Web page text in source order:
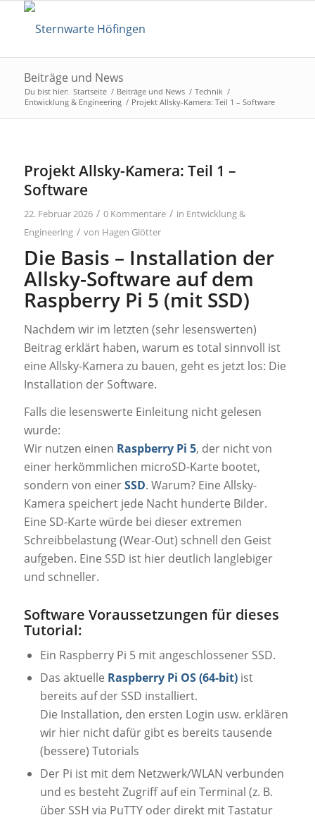
Beiträge und News
Du bist hier: Startseite / Beiträge und News / Technik /
Entwicklung & Engineering / Projekt Allsky-Kamera: Teil 1 – Software
Projekt Allsky-Kamera: Teil 1 –
Software
22. Februar 2026 / 0 Kommentare / in Entwicklung &
Engineering / von Hagen Glötter
Die Basis – Installation der
Allsky-Software auf dem
Raspberry Pi 5 (mit SSD)
Nachdem wir im letzten (sehr lesenswerten)
Beitrag erklärt haben, warum es total sinnvoll ist
eine Allsky-Kamera zu bauen, geht es jetzt los: Die
Installation der Software.
Falls die lesenswerte Einleitung nicht gelesen
wurde:
Wir nutzen einen Raspberry Pi 5, der nicht von
einer herkömmlichen microSD-Karte bootet,
sondern von einerSSD. Warum? Eine Allsky-
Kamera speichert jede Nacht hunderte Bilder.
Eine SD-Karte würde bei dieser extremen
Schreibbelastung (Wear-Out) schnell den Geist
aufgeben. Eine SSD ist hier deutlich langlebiger
und schneller.
Software Voraussetzungen für dieses
Tutorial:
Ein Raspberry Pi 5 mit angeschlossener SSD.
Das aktuelle Raspberry Pi OS (64-bit)ist
bereits auf der SSD installiert.
Die Installation, den ersten Login usw. erklären
wir hier nicht dafür gibt es bereits tausende
(bessere) Tutorials
Der Pi ist mit dem Netzwerk/WLAN verbunden
und es besteht Zugriff auf ein Terminal (z. B.
über SSH via PuTTY oder direkt mit Tastatur